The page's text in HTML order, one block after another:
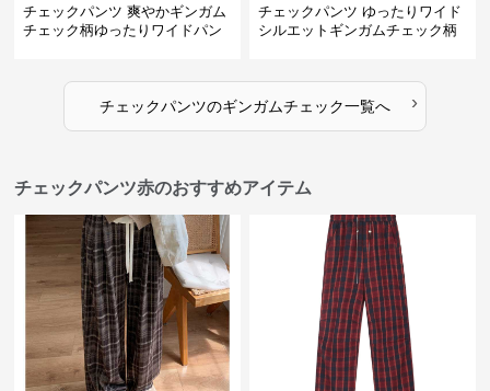
チェックパンツ 爽やかギンガム
チェック柄ゆったりワイドパン
チェックパンツ ゆったりワイド
シルエットギンガムチェック柄
チェックパンツのギンガムチェック一覧へ ›
チェックパンツ赤のおすすめアイテム